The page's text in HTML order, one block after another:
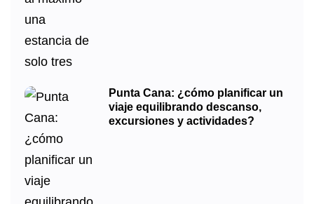
Punta Cana: ¿cómo planificar un
viaje equilibrando descanso,
excursiones y actividades?